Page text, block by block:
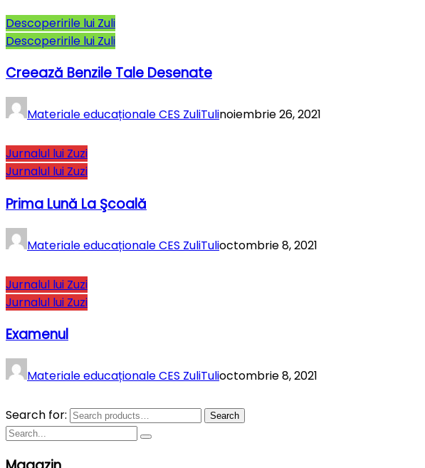
Descoperirile lui Zuli
Descoperirile lui Zuli
Creează Benzile Tale Desenate
Materiale educaționale CES ZuliTulinoiembrie 26, 2021
Jurnalul lui Zuzi
Jurnalul lui Zuzi
Prima Lună La Şcoală
Materiale educaționale CES ZuliTulioctombrie 8, 2021
Jurnalul lui Zuzi
Jurnalul lui Zuzi
Examenul
Materiale educaționale CES ZuliTulioctombrie 8, 2021
Search for: Search